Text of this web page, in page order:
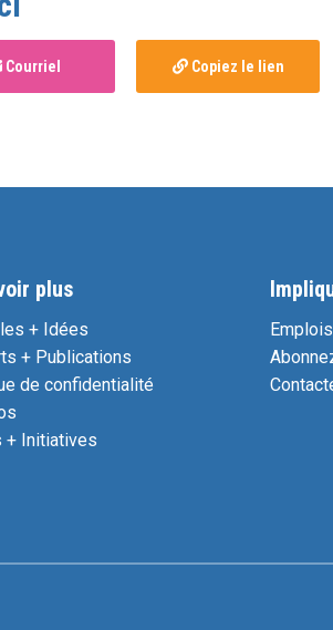
Courriel Copiez le lien
plus
+ Idées
+ Publications
de confidentialité
+ Initiatives